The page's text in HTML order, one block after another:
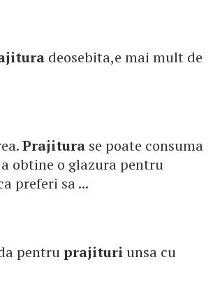
deosebita,e mai mult de
Prajitura se poate consuma
obtine o glazura pentru
preferi sa ...
pentruprajituri unsa cu